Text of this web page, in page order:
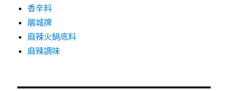
香辛料
鵑城牌
麻辣火鍋底料
麻辣調味